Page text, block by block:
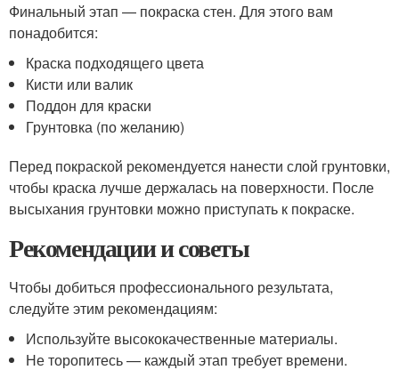
Финальный этап — покраска стен. Для этого вам
понадобится:
Краска подходящего цвета
Кисти или валик
Поддон для краски
Грунтовка (по желанию)
Перед покраской рекомендуется нанести слой грунтовки,
чтобы краска лучше держалась на поверхности. После
высыхания грунтовки можно приступать к покраске.
Рекомендации и советы
Чтобы добиться профессионального результата,
следуйте этим рекомендациям:
Используйте высококачественные материалы.
Не торопитесь — каждый этап требует времени.